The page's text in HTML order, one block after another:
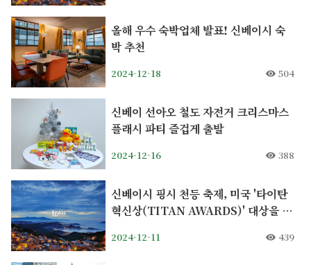
올해 우수 숙박업체 발표! 신베이시 숙
박 추천
2024-12-18 504
신베이 선아오 철도 자전거 크리스마스
플래시 파티 즐겁게 출발
2024-12-16 388
신베이시 핑시 천등 축제, 미국 '타이탄
혁신상(TITAN AWARDS)' 대상을 수
상' 수상으로 핑시가 다시 국제 무대에
2024-12-11 439